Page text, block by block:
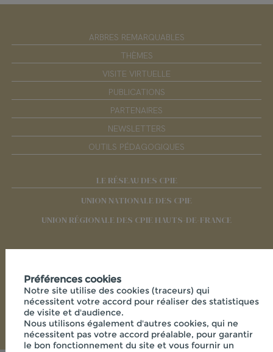
ARBRES REMARQUABLES
THÈMES
VISITE VIRTUELLE
PUBLICATIONS
PARTENAIRES
NEWSLETTERS
OUTILS PÉDAGOGIQUES
LE RÉSEAU DES CPIE
UNION NATIONALE DES CPIE
UNION RÉGIONALE DES CPIE HAUTS-DE-FRANCE
Préférences cookies
Notre site utilise des cookies (traceurs) qui
nécessitent votre accord pour réaliser des statistiques
de visite et d'audience.
Nous utilisons également d'autres cookies, qui ne
nécessitent pas votre accord préalable, pour garantir
le bon fonctionnement du site et vous fournir un